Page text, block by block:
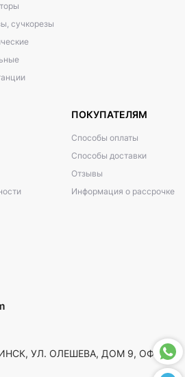
сучкорезы
ПОКУПАТЕЛЯМ
Способы оплаты
Способы доставки
Отзывы
Информация о рассрочке
УЛ. ОЛЕШЕВА, ДОМ 9, ОФ. 5,